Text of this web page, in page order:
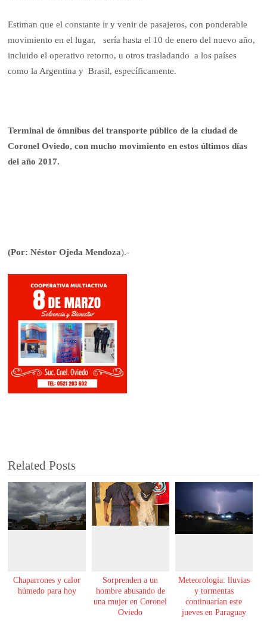
Estiman que el constante ir y venir de pasajeros, con ponderable
movimiento en el lugar, sería hasta el 10 de enero del nuevo año,
incluido el operativo retorno, u otros trasladando a los países
como la Argentina y Brasil, específicamente.
Terminal de ómnibus del transporte público de la ciudad de
Coronel Oviedo, con mucho movimiento en estos últimos días
del año 2017.
(Por: Néstor Ojeda Mendoza).-
Related Posts
Chaparrones y calor
húmedo para hoy
Sorprenden a un
hombre abusando de
una mujer en Coronel
Oviedo
Meteorología: lluvias
y tormentas
continuarían este
jueves en Paraguay